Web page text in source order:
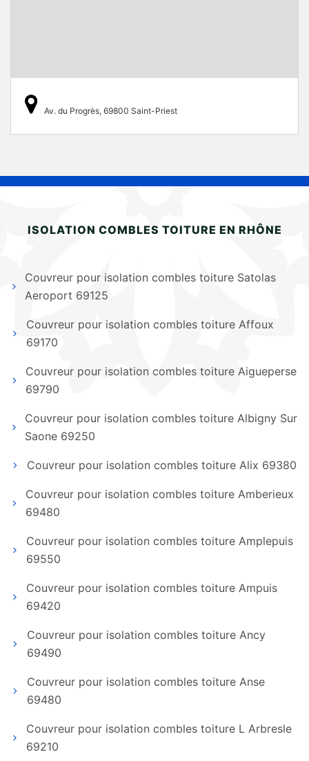
Av. du Progrès, 69800 Saint-Priest
ISOLATION COMBLES TOITURE EN RHÔNE
Couvreur pour isolation combles toiture Satolas
Aeroport 69125
Couvreur pour isolation combles toiture Affoux
69170
Couvreur pour isolation combles toiture Aigueperse
69790
Couvreur pour isolation combles toiture Albigny Sur
Saone 69250
Couvreur pour isolation combles toiture Alix 69380
Couvreur pour isolation combles toiture Amberieux
69480
Couvreur pour isolation combles toiture Amplepuis
69550
Couvreur pour isolation combles toiture Ampuis
69420
Couvreur pour isolation combles toiture Ancy
69490
Couvreur pour isolation combles toiture Anse
69480
Couvreur pour isolation combles toiture L Arbresle
69210